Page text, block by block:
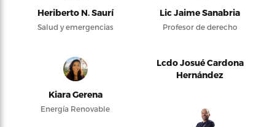
Heriberto N. Saurí
Salud y emergencias
Lic Jaime Sanabria
Profesor de derecho
Kiara Gerena
Energía Renovable
Lcdo Josué Cardona
Hernández